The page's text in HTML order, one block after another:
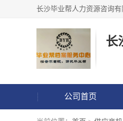
公司首页